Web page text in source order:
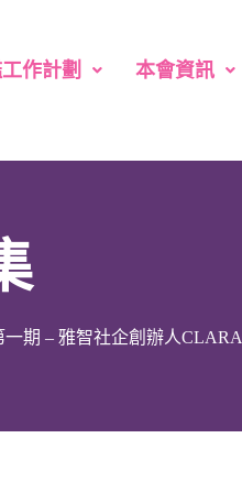
作計劃 本會資訊
一期 – 雅智社企創辦人CLARA